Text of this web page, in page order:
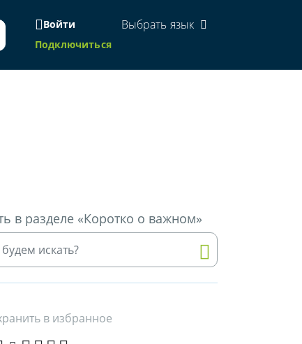
Войти
Подключиться
Выбрать язык
в разделе «Коротко о важном»
в избранное